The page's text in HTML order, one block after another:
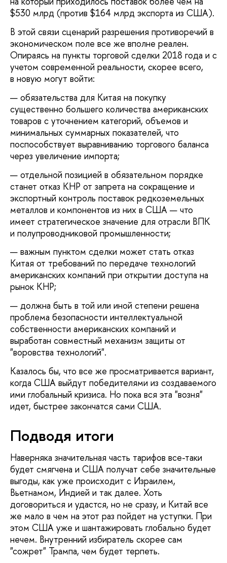
$530 млрд (против $164 млрд экспорта из США).
В этой связи сценарий разрешения противоречий в
экономическом поле все же вполне реален.
Опираясь на пункты торговой сделки 2018 года и с
учетом современной реальности, скорее всего,
в новую могут войти:
обязательства для Китая на покупку
существенно большего количества американских
товаров с уточнением категорий, объемов и
минимальных суммарных показателей, что
поспособствует выравниванию торгового баланса
через увеличение импорта;
отдельной позицией в обязательном порядке
станет отказ КНР от запрета на сокращение и
экспортный контроль поставок редкоземельных
металлов и компонентов из них в США — что
имеет стратегическое значение для отрасли ВПК
и полупроводниковой промышленности;
важным пунктом сделки может стать отказ
Китая от требований по передаче технологий
американских компаний при открытии доступа на
рынок КНР;
должна быть в той или иной степени решена
проблема безопасности интеллектуальной
собственности американских компаний и
выработан совместный механизм защиты от
"воровства технологий".
Казалось бы, что все же просматривается вариант,
когда США выйдут победителями из создаваемого
ими глобальный кризиса. Но пока вся эта "возня"
идет, быстрее закончатся сами США.
Подводя итоги
Наверняка значительная часть тарифов все-таки
будет смягчена и США получат себе значительные
выгоды, как уже происходит с Израилем,
Вьетнамом, Индией и так далее. Хоть
договориться и удастся, но не сразу, и Китай все
же мало в чем на этот раз пойдет на уступки. При
этом США уже и шантажировать глобально будет
нечем. Внутренний избиратель скорее сам
"сожрет" Трампа, чем будет терпеть.